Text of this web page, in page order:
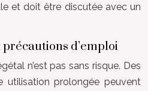
et doit être discutée avec un
d’emploi
n’est pas sans risque. Des
utilisation prolongée peuvent